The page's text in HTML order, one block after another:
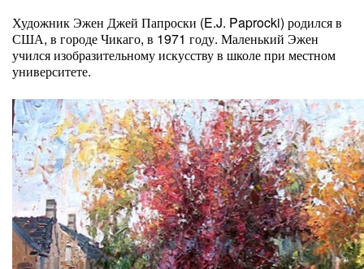
Художник Эжен Джей Папроски (E.J. Paprocki) родился в
США, в городе Чикаго, в 1971 году. Маленький Эжен
учился изобразительному искусству в школе при местном
университете.